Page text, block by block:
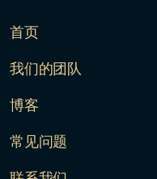
首页
我们的团队
博客
常见问题